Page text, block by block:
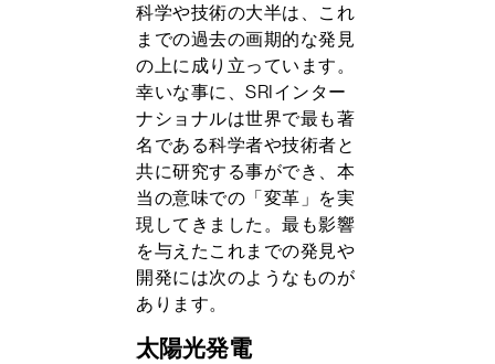
科学や技術の大半は、これ
までの過去の画期的な発見
の上に成り立っています。
幸いな事に、SRIインター
ナショナルは世界で最も著
名である科学者や技術者と
共に研究する事ができ、本
当の意味での「変革」を実
現してきました。最も影響
を与えたこれまでの発見や
開発には次のようなものが
あります。
太陽光発電